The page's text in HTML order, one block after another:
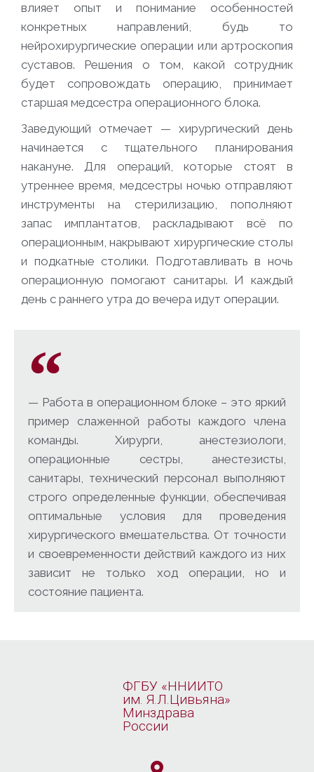
влияет опыт и понимание особенностей
конкретных направлений, будь то
нейрохирургические операции или артроскопия
суставов. Решения о том, какой сотрудник
будет сопровождать операцию, принимает
старшая медсестра операционного блока.
Заведующий отмечает — хирургический день
начинается с тщательного планирования
накануне. Для операций, которые стоят в
утреннее время, медсестры ночью отправляют
инструменты на стерилизацию, пополняют
запас имплантатов, раскладывают всё по
операционным, накрывают хирургические столы
и подкатные столики. Подготавливать в ночь
операционную помогают санитары. И каждый
день с раннего утра до вечера идут операции.
— Работа в операционном блоке – это яркий
пример слаженной работы каждого члена
команды. Хирурги, анестезиологи,
операционные сестры, анестезисты,
санитары, технический персонал выполняют
строго определенные функции, обеспечивая
оптимальные условия для проведения
хирургического вмешательства. От точности
и своевременности действий каждого из них
зависит не только ход операции, но и
состояние пациента.
ФГБУ «ННИИТО
им. Я.Л.Цивьяна»
Минздрава
России